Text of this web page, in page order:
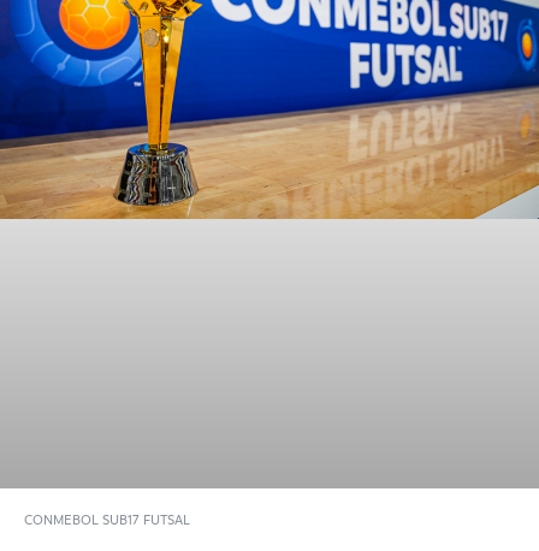
CONMEBOL SUB17 FUTSAL